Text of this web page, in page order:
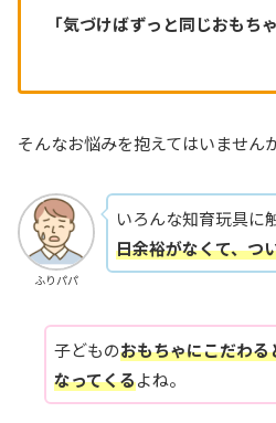
「気づけばずっと同じおもち
そんなお悩みを抱えてはいません
ふりパパ
いろんな知育玩具に
日余裕がなくて、つ
子どものおもちゃにこだわる
なってくるよね。